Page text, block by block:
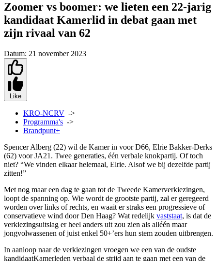
Zoomer vs boomer: we lieten een 22-jarig
kandidaat Kamerlid in debat gaan met
zijn rivaal van 62
Datum: 21 november 2023
Like
KRO-NCRV ->
Programma's ->
Brandpunt+
Spencer Alberg (22) wil de Kamer in voor D66, Elrie Bakker-Derks
(62) voor JA21. Twee generaties, één verbale knokpartij. Of toch
niet? “We vinden elkaar helemaal, Elrie. Alsof we bij dezelfde partij
zitten!”
Met nog maar een dag te gaan tot de Tweede Kamerverkiezingen,
loopt de spanning op. Wie wordt de grootste partij, zal er geregeerd
worden over links of rechts, en waait er straks een progressieve of
conservatieve wind door Den Haag? Wat redelijk vaststaat, is dat de
verkiezingsuitslag er heel anders uit zou zien als alléén maar
jongvolwassenen of juist enkel 50+’ers hun stem zouden uitbrengen.
In aanloop naar de verkiezingen vroegen we een van de oudste
kandidaatKamerleden verbaal de strijd aan te gaan met een van de